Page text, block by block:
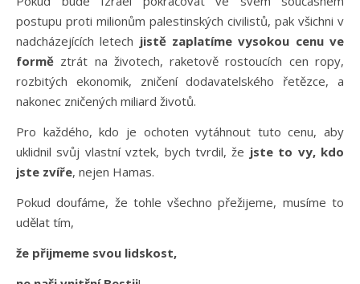
postupu proti milionům palestinských civilistů, pak všichni v
nadcházejících letech jistě zaplatíme vysokou cenu ve
formě ztrát na životech, raketově rostoucích cen ropy,
rozbitých ekonomik, zničení dodavatelského řetězce, a
nakonec zničených miliard životů.
Pro každého, kdo je ochoten vytáhnout tuto cenu, aby
uklidnil svůj vlastní vztek, bych tvrdil, že jste to vy, kdo
jste zvíře, nejen Hamas.
Pokud doufáme, že tohle všechno přežijeme, musíme to
udělat tím,
že přijmeme svou lidskost,